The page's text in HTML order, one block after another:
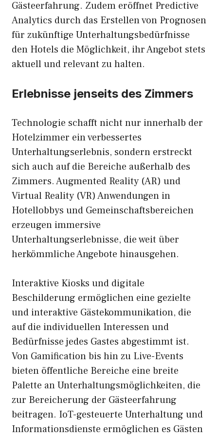
Gästeerfahrung. Zudem eröffnet Predictive
Analytics durch das Erstellen von Prognosen
für zukünftige Unterhaltungsbedürfnisse
den Hotels die Möglichkeit, ihr Angebot stets
aktuell und relevant zu halten.
Erlebnisse jenseits des Zimmers
Technologie schafft nicht nur innerhalb der
Hotelzimmer ein verbessertes
Unterhaltungserlebnis, sondern erstreckt
sich auch auf die Bereiche außerhalb des
Zimmers. Augmented Reality (AR) und
Virtual Reality (VR) Anwendungen in
Hotellobbys und Gemeinschaftsbereichen
erzeugen immersive
Unterhaltungserlebnisse, die weit über
herkömmliche Angebote hinausgehen.
Interaktive Kiosks und digitale
Beschilderung ermöglichen eine gezielte
und interaktive Gästekommunikation, die
auf die individuellen Interessen und
Bedürfnisse jedes Gastes abgestimmt ist.
Von Gamification bis hin zu Live-Events
bieten öffentliche Bereiche eine breite
Palette an Unterhaltungsmöglichkeiten, die
zur Bereicherung der Gästeerfahrung
beitragen. IoT-gesteuerte Unterhaltung und
Informationsdienste ermöglichen es Gästen